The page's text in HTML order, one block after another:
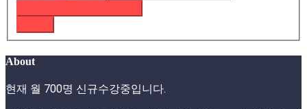
About
현재 월 700명 신규수강중입니다.